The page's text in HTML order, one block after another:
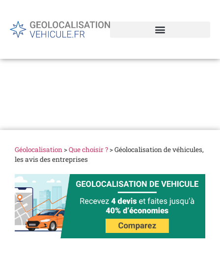
Géolocalisation>Que choisir ?>Géolocalisation de véhicules,
les avis des entreprises